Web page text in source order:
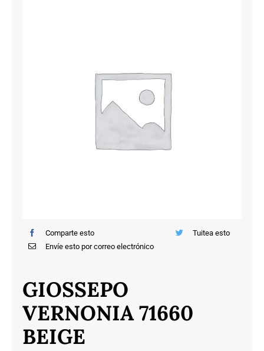
Comparte esto
Tuitea esto
Envíe esto por correo electrónico
GIOSSEPO
VERNONIA 71660
BEIGE